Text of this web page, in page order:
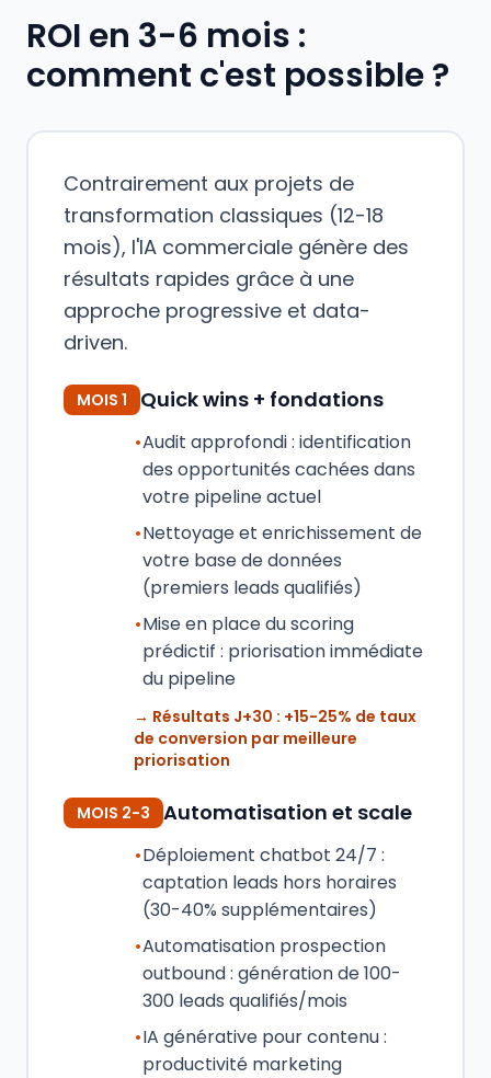
ROI en 3-6 mois :
comment c'est possible ?
Contrairement aux projets de
transformation classiques (12-18
mois), l'IA commerciale génère des
résultats rapides grâce à une
approche progressive et data-
driven.
MOIS 1 Quick wins + fondations
•Audit approfondi : identification
des opportunités cachées dans
votre pipeline actuel
•Nettoyage et enrichissement de
votre base de données
(premiers leads qualifiés)
•Mise en place du scoring
prédictif : priorisation immédiate
du pipeline
→ Résultats J+30 : +15-25% de taux
de conversion par meilleure
priorisation
MOIS 2-3 Automatisation et scale
•Déploiement chatbot 24/7 :
captation leads hors horaires
(30-40% supplémentaires)
•Automatisation prospection
outbound : génération de 100-
300 leads qualifiés/mois
•IA générative pour contenu :
productivité marketing